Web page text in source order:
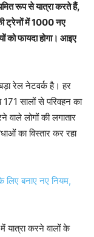
रूप से यात्रा करते हैं,
ट्रेनों में 1000 नए
को फायदा होगा। आइए
रेल नेटवर्क है। हर
171 सालों से परिवहन का
वाले लोगों की लगातार
का विस्तार कर रहा
बनाए नए नियम,
करने वालों के